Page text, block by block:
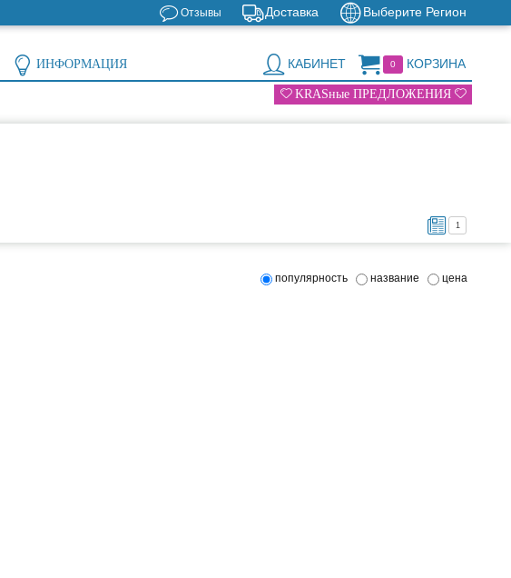
Выберите Регион
Доставка
Отзывы
0 КОРЗИНА
КАБИНЕТ
ИНФОРМАЦИЯ
KRASные ПРЕДЛОЖЕНИЯ
1
популярность название цена